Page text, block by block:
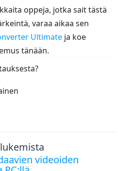
oppeja, jotka sait tästä
varaa aikaa sen
Ultimate ja koe
tänään.
videoiden